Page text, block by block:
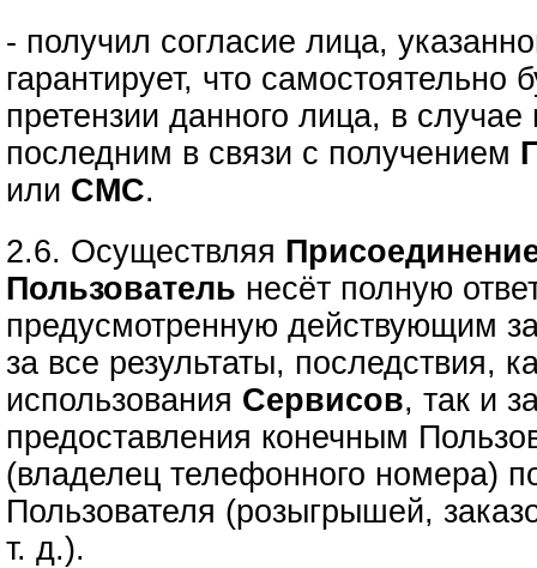
- получил согласие лица,
гарантирует, что самостоятельно
претензии данного лица, в
последним в связи с получением
или СМС.
2.6. Осуществляя
Пользователь несёт полную
предусмотренную действующим
за все результаты, последствия,
использования Сервисов, так и
предоставления конечным
(владелец телефонного номера)
Пользователя (розыгрышей,
т. д.).